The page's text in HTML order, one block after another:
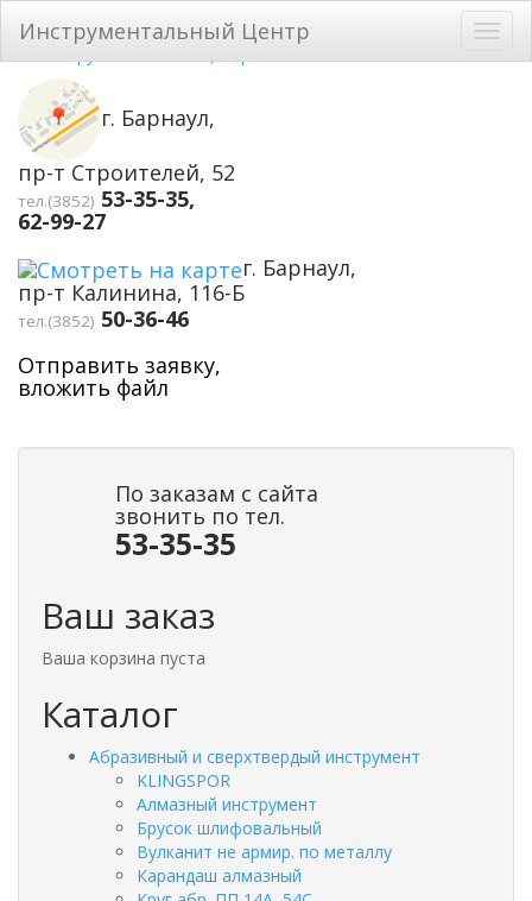
Инструментальный Центр
г. Барнаул,
пр-т Строителей, 52
тел.(3852) 53-35-35,
62-99-27
г. Барнаул,
пр-т Калинина, 116-Б
тел.(3852) 50-36-46
Отправить заявку,
вложить файл
По заказам с сайта
звонить по тел.
53-35-35
Ваш заказ
Ваша корзина пуста
Каталог
Абразивный и сверхтвердый инструмент
KLINGSPOR
Алмазный инструмент
Брусок шлифовальный
Вулканит не армир. по металлу
Карандаш алмазный